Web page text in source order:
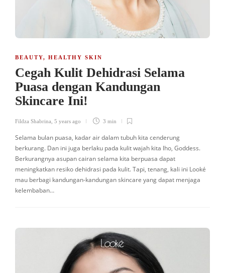
BEAUTY, HEALTHY SKIN
Cegah Kulit Dehidrasi Selama
Puasa dengan Kandungan
Skincare Ini!
Fildza Shabrina 5 years ago 3 min
Selama bulan puasa, kadar air dalam tubuh kita cenderung
berkurang. Dan ini juga berlaku pada kulit wajah kita lho, Goddess.
Berkurangnya asupan cairan selama kita berpuasa dapat
meningkatkan resiko dehidrasi pada kulit. Tapi, tenang, kali ini Looké
mau berbagi kandungan-kandungan skincare yang dapat menjaga
kelembaban…